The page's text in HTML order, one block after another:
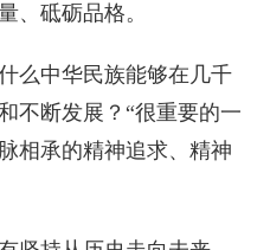
、砥砺品格。
么中华民族能够在几千
不断发展？“很重要的一
相承的精神追求、精神